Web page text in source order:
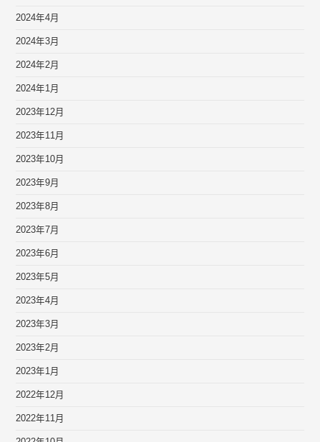
2024年4月
2024年3月
2024年2月
2024年1月
2023年12月
2023年11月
2023年10月
2023年9月
2023年8月
2023年7月
2023年6月
2023年5月
2023年4月
2023年3月
2023年2月
2023年1月
2022年12月
2022年11月